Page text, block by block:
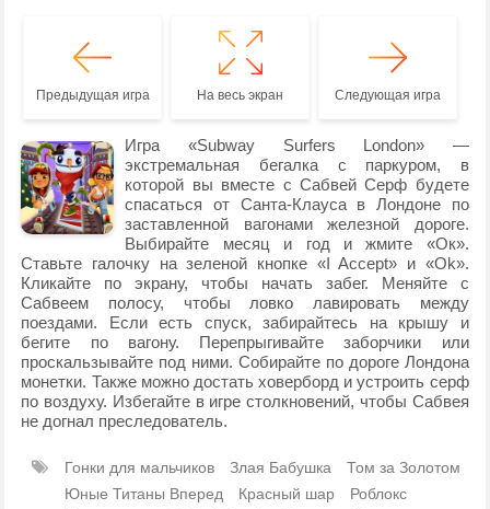
Предыдущая игра На весь экран Следующая игра
Игра «Subway Surfers London» —
экстремальная бегалка с паркуром, в
которой вы вместе с Сабвей Серф будете
спасаться от Санта-Клауса в Лондоне по
заставленной вагонами железной дороге.
Выбирайте месяц и год и жмите «Ок».
Ставьте галочку на зеленой кнопке «I Accept» и «Ok».
Кликайте по экрану, чтобы начать забег. Меняйте с
Сабвеем полосу, чтобы ловко лавировать между
поездами. Если есть спуск, забирайтесь на крышу и
бегите по вагону. Перепрыгивайте заборчики или
проскальзывайте под ними. Собирайте по дороге Лондона
монетки. Также можно достать ховерборд и устроить серф
по воздуху. Избегайте в игре столкновений, чтобы Сабвея
не догнал преследователь.
Гонки для мальчиков Злая Бабушка
Том за Золотом
Юные Титаны Вперед
Красный шар
Роблокс